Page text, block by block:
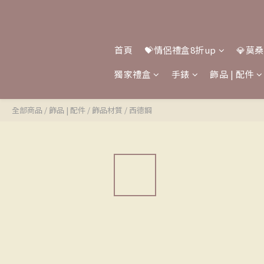
首頁 💝情侶禮盒8折up
💎莫
獨家禮盒
手錶 飾品 | 配件
全部商品 / 飾品 | 配件 / 飾品材質 / 西德鋼